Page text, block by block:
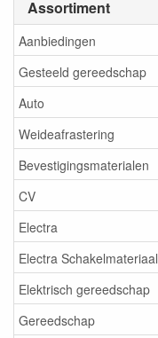
Assortiment
Aanbiedingen
Gesteeld gereedschap
Auto
Weideafrastering
Bevestigingsmaterialen
CV
Electra
Electra Schakelmateriaal
Elektrisch gereedschap
Gereedschap